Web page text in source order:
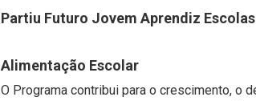
Partiu Futuro Jovem Aprendiz
Alimentação Escolar
O Programa contribui para o crescimento, o